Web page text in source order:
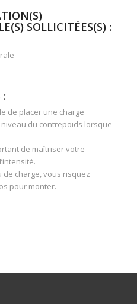
SOLLICITÉES(S) :
:
de placer une charge
du contrepoids lorsque
de maîtriser votre
de charge, vous risquez
pour monter.